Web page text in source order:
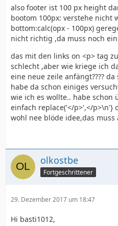
also footer ist 100 px height
bootom 100px: verstehe nicht
bottom:calc(opx - 100px)
nicht richtig ,da muss noch
das mit den links on <p> tag
schlecht ,aber wie kriege ich
eine neue zeile anfängt????
habe da schon einiges
wie ich es wollte.. habe schon
einfach replace('</p>',</p>\n'}
wohl nee blöde idee,das muss
olkostbe
Fortgeschrittener
29. Dezember 2017 um 18:47
Hi basti1012,